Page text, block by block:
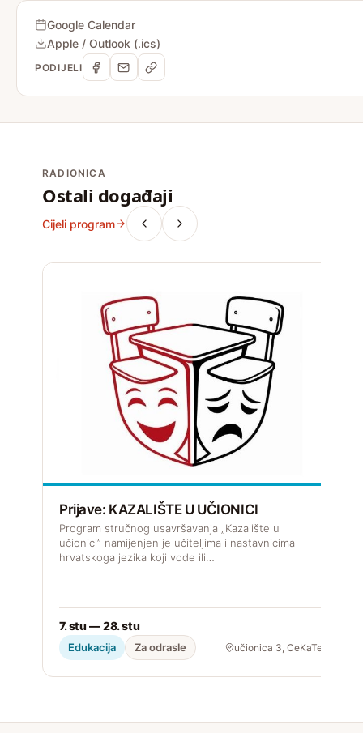
Google Calendar
Apple / Outlook (.ics)
PODIJELI
RADIONICA
Ostali događaji
Cijeli program
Prijave: KAZALIŠTE U UČIONICI
Program stručnog usavršavanja „Kazalište u
učionici” namijenjen je učiteljima i nastavnicima
hrvatskoga jezika koji vode ili…
7. stu — 28. stu
Edukacija Za odrasle učionica 3, CeKaTe